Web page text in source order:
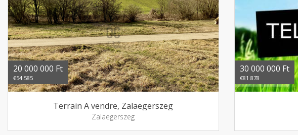
20 000 000 Ft
€54 585
Terrain Á vendre, Zalaegerszeg
Zalaegerszeg
30 000 000 Ft
€81 878